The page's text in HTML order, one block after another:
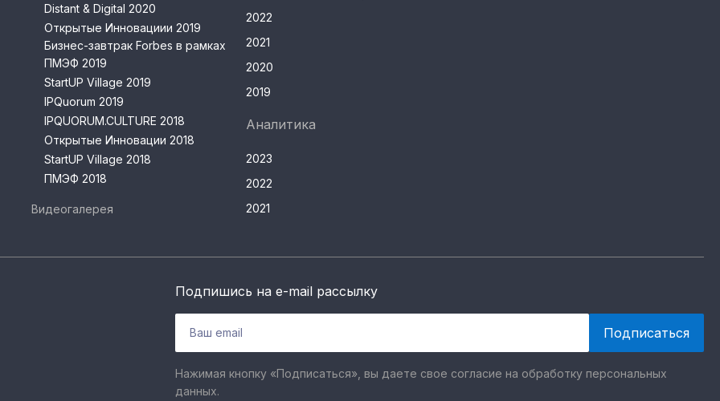
Distant & Digital 2020
Открытые Инновациии 2019
Бизнес-завтрак Forbes в рамках
ПМЭФ 2019
StartUP Village 2019
IPQuorum 2019
IPQUORUM.CULTURE 2018
Открытые Инновации 2018
StartUP Village 2018
ПМЭФ 2018
Видеогалерея
2022
2021
2020
2019
Аналитика
2023
2022
2021
Подпишись на e-mail рассылку
Нажимая кнопку «Подписаться», вы даете свое согласие на обработку персональных
данных.